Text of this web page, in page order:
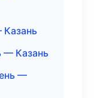
— Казань
—